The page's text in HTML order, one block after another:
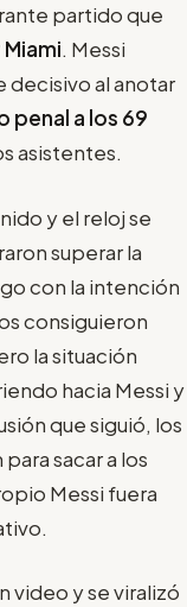
partido que
. Messi
decisivo al anotar
penal a los 69
asistentes.
y el reloj se
superar la
con la intención
consiguieron
la situación
hacia Messi y
que siguió, los
sacar a los
Messi fuera
video y se viralizó